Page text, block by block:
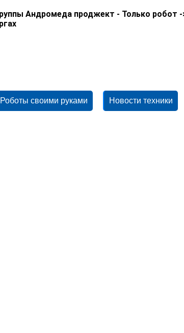
Андромеда проджект - Только робот -
Роботы своими руками Новости техники